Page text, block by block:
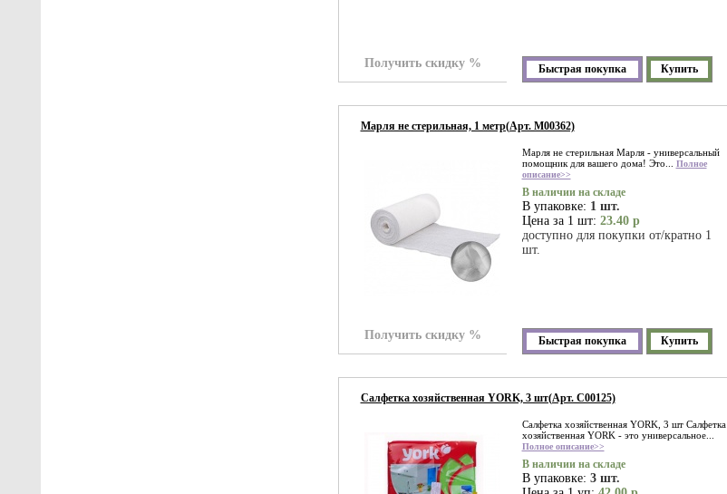
Получить скидку % Быстрая покупка Купить
Марля не стерильная, 1 метр(Арт. М00362)
Марля не стерильная Марля - универсальный
помощник для вашего дома! Это... Полное
описание>>
В наличии на складе
В упаковке: 1 шт.
Цена за 1 шт: 23.40 р
доступно для покупки от/кратно 1
шт.
Получить скидку % Быстрая покупка Купить
Салфетка хозяйственная YORK, 3 шт(Арт. С00125)
Салфетка хозяйственная YORK, 3 шт Салфетка
хозяйственная YORK - это универсальное...
Полное описание>>
В наличии на складе
В упаковке: 3 шт.